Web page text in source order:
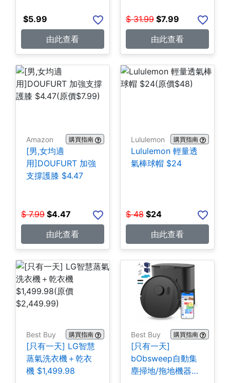
$5.99
由此查看
$ 31.99 $7.99
由此查看
Amazon 購買指南
[男,女均適
用]DOUFURT 加強
支撐護膝 $4.47
$ 7.99 $4.47
由此查看
Lululemon 購買指南
Lululemon 輕量透
氣棒球帽 $24
$ 48 $24
由此查看
Best Buy 購買指南
[只有一天] LG智慧
蒸氣洗衣機＋乾衣
機 $1,499.98
Best Buy 購買指南
[只有一天]
bObsweep自動集
塵掃地/拖地機器人